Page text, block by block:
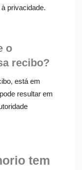
privacidade.
o
recibo?
está em
resultar em
tem